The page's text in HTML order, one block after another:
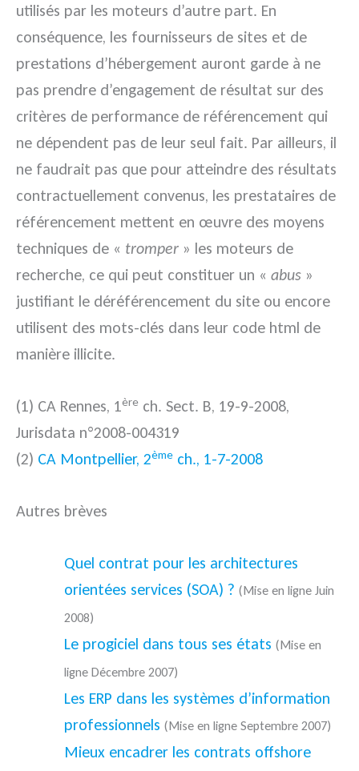
utilisés par les moteurs d’autre part. En
conséquence, les fournisseurs de sites et de
prestations d’hébergement auront garde à ne
pas prendre d’engagement de résultat sur des
critères de performance de référencement qui
ne dépendent pas de leur seul fait. Par ailleurs, il
ne faudrait pas que pour atteindre des résultats
contractuellement convenus, les prestataires de
référencement mettent en œuvre des moyens
techniques de « tromper » les moteurs de
recherche, ce qui peut constituer un « abus »
justifiant le déréférencement du site ou encore
utilisent des mots-clés dans leur code html de
manière illicite.
(1) CA Rennes, 1ère ch. Sect. B, 19-9-2008,
Jurisdata n°2008-004319
(2) CA Montpellier, 2ème ch., 1-7-2008
Autres brèves
Quel contrat pour les architectures
orientées services (SOA) ? (Mise en ligne Juin
2008)
Le progiciel dans tous ses états (Mise en
ligne Décembre 2007)
Les ERP dans les systèmes d’information
professionnels (Mise en ligne Septembre 2007)
Mieux encadrer les contrats offshore